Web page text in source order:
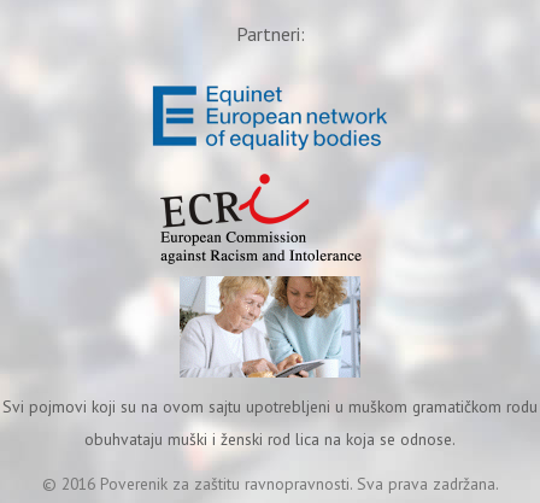
Partneri:
Svi pojmovi koji su na ovom sajtu upotrebljeni u muškom gramatičkom rodu
obuhvataju muški i ženski rod lica na koja se odnose.
© 2016 Poverenik za zaštitu ravnopravnosti. Sva prava zadržana.